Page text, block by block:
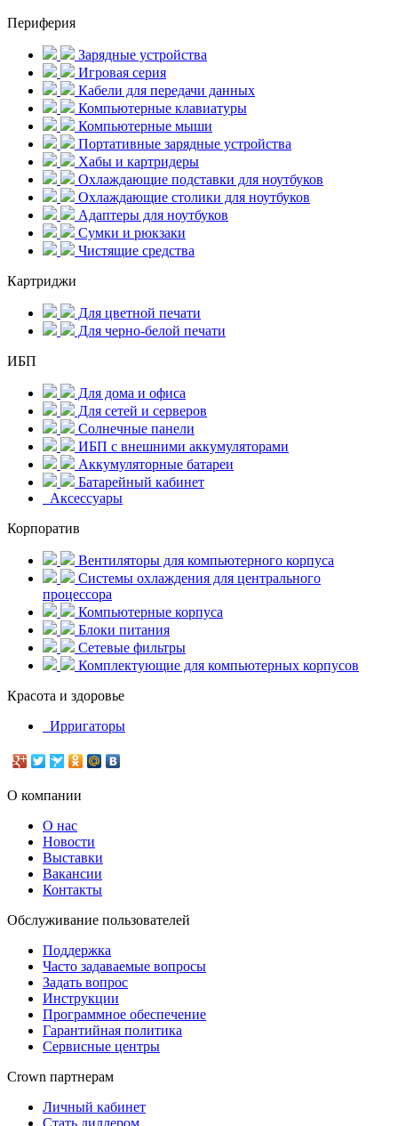
Периферия
Зарядные устройства
Игровая серия
Кабели для передачи данных
Компьютерные клавиатуры
Компьютерные мыши
Портативные зарядные устройства
Хабы и картридеры
Охлаждающие подставки для ноутбуков
Охлаждающие столики для ноутбуков
Адаптеры для ноутбуков
Сумки и рюкзаки
Чистящие средства
Картриджи
Для цветной печати
Для черно-белой печати
ИБП
Для дома и офиса
Для сетей и серверов
Солнечные панели
ИБП с внешними аккумуляторами
Аккумуляторные батареи
Батарейный кабинет
Аксессуары
Корпоратив
Вентиляторы для компьютерного корпуса
Системы охлаждения для центрального
процессора
Компьютерные корпуса
Блоки питания
Сетевые фильтры
Комплектующие для компьютерных корпусов
Красота и здоровье
Ирригаторы
О компании
О нас
Новости
Выставки
Вакансии
Контакты
Обслуживание пользователей
Поддержка
Часто задаваемые вопросы
Задать вопрос
Инструкции
Программное обеспечение
Гарантийная политика
Сервисные центры
Crown партнерам
Личный кабинет
Стать диллером